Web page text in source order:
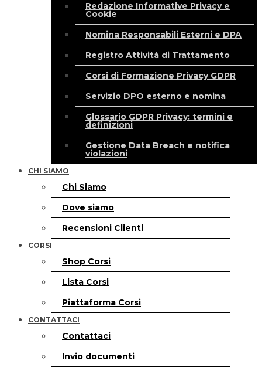
Redazione Informative Privacy e
Cookie
Nomina Responsabili Esterni e DPA
Registro Attività di Trattamento
Corsi di Formazione Privacy GDPR
Servizio DPO esterno e nomina
Glossario GDPR Privacy: termini e
definizioni
Gestione Data Breach e notifica
violazioni
CHI SIAMO
Chi Siamo
Dove siamo
Recensioni Clienti
CORSI
Shop Corsi
Lista Corsi
Piattaforma Corsi
CONTATTACI
Contattaci
Invio documenti